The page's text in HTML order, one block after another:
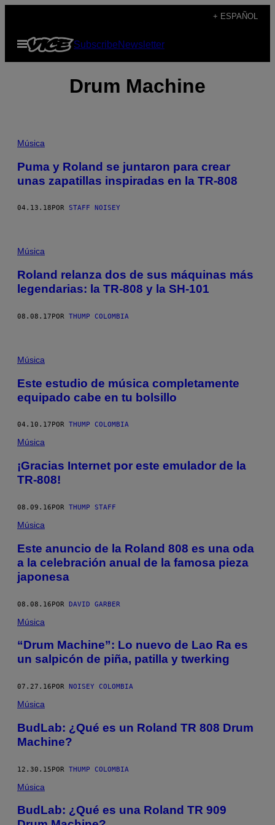
contenido
+ ESPAÑOL
Abrir
Menú
SubscribeNewsletter
Drum Machine
Música
Puma y Roland se juntaron para crear
unas zapatillas inspiradas en la TR-808
04.13.18 POR STAFF NOISEY
Música
Roland relanza dos de sus máquinas más
legendarias: la TR-808 y la SH-101
08.08.17POR THUMP COLOMBIA
Música
Este estudio de música completamente
equipado cabe en tu bolsillo
04.10.17 POR THUMP COLOMBIA
Música
¡Gracias Internet por este emulador de la
TR-808!
08.09.16POR THUMP STAFF
Música
Este anuncio de la Roland 808 es una oda
a la celebración anual de la famosa pieza
japonesa
08.08.16POR DAVID GARBER
Música
“Drum Machine”: Lo nuevo de Lao Ra es
un salpicón de piña, patilla y twerking
07.27.16 POR NOISEY COLOMBIA
Música
BudLab: ¿Qué es un Roland TR 808 Drum
Machine?
12.30.15POR THUMP COLOMBIA
Música
BudLab: ¿Qué es una Roland TR 909